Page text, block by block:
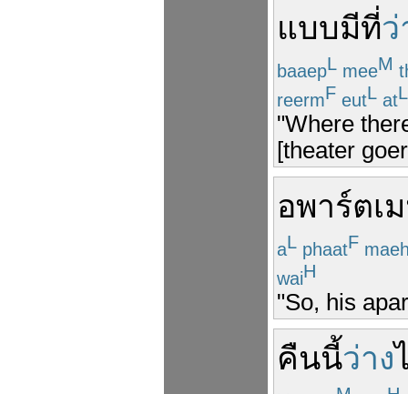
แบบมีที่ว่
baaepL meeM
reermF eutL atL
"Where
[theater
อพาร์ตเ
aL phaatF
waiH
"So, his
คืนนี้ว่าง